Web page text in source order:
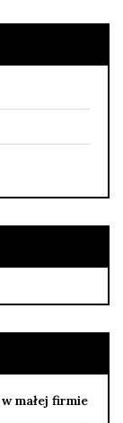
małej firmie